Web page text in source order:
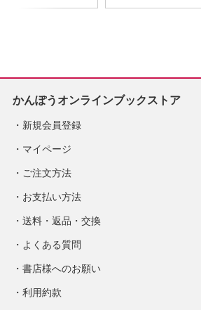
※2026年8月下旬発
かんぽうオンラインブックストア
新規会員登録
マイページ
ご注文方法
お支払い方法
送料・返品・交換
よくある質問
書店様へのお願い
利用約款